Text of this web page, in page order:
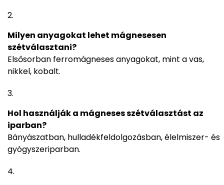
Milyen anyagokat lehet mágnesesen
szétválasztani?
Elsősorban ferromágneses anyagokat, mint a vas,
nikkel, kobalt.
Hol használják a mágneses szétválasztást az
iparban?
Bányászatban, hulladékfeldolgozásban, élelmiszer- és
gyógyszeriparban.